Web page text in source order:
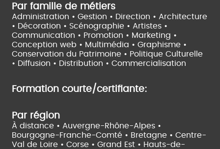
Par famille de métiers
Administration • Gestion • Direction • Architecture
• Décoration • Scénographie • Artistes •
Communication • Promotion • Marketing •
Conception web • Multimédia • Graphisme •
Conservation du Patrimoine • Politique Culturelle
• Diffusion • Distribution • Commercialisation
Formation courte/certifiante:
Par région
À distance • Auvergne-Rhône-Alpes •
Bourgogne-Franche-Comté • Bretagne • Centre-
Val de Loire • Corse • Grand Est • Hauts-de-